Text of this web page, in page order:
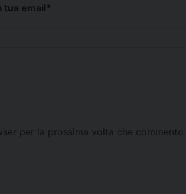
tua email*
per la prossima volta che commento.